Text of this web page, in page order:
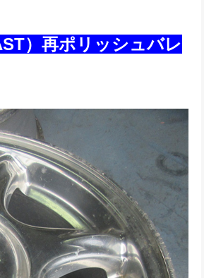
）再ポリッシュバレ